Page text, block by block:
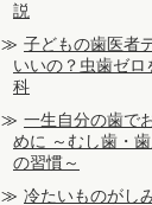
説
子どもの歯医者
いいの？虫歯ゼロ
科
一生自分の歯で
めに ～むし歯・
の習慣～
冷たいものがし